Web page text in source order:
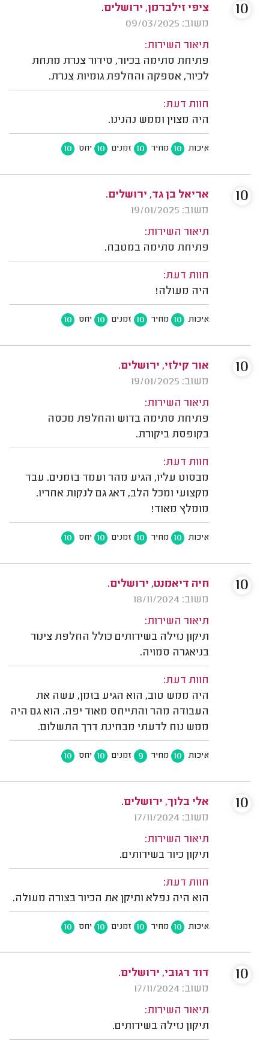
ציפי זילברמן, ירושלים.
משוב: 09/03/2025
תיאור השירות:
פתיחת סתימה בכיור, סידור צנרת מתחת
לכיור, אספקה והחלפת גומיות צנרת.
חוות דעת:
היה מצוין וממש נהנינו.
איכות 10 מחיר 10 זמנים 10 יחס 10
10
אריאל בן גד, ירושלים.
משוב: 19/01/2025
תיאור השירות:
פתיחת סתימה במטבח.
חוות דעת:
היה מעולה!
איכות 10 מחיר 10 זמנים 10 יחס 10
10
אור קילזי, ירושלים.
משוב: 19/01/2025
תיאור השירות:
פתיחת סתימה בדוש והחלפת מכסה
בקופסת ביקורת.
חוות דעת:
מבסוט עליו, הגיע מהר ועמד בזמנים. עבד
מקצועי ומכל הלב, דאג גם לנקות אחריו.
מומלץ מאוד!
איכות 10 מחיר 10 זמנים 10 יחס 10
10
חיה דיאמנט, ירושלים.
משוב: 18/11/2024
תיאור השירות:
תיקון נזילה בשירותים כולל החלפת צינור
בניאגרה סמויה.
חוות דעת:
היה ממש טוב, הוא הגיע בזמן, עשה את
העבודה מהר והתייחס מאוד יפה. הוא גם היה
ממש נוח לדעתי מבחינת דרך התשלום.
איכות 10 מחיר 9 זמנים 10 יחס 10
10
אלי בלוך, ירושלים.
משוב: 17/11/2024
תיאור השירות:
תיקון כיור בשירותים.
חוות דעת:
הוא היה נפלא ותיקן את הכיור בצורה מעולה.
איכות 10 מחיר 10 זמנים 10 יחס 10
10
דוד רגובי, ירושלים.
משוב: 17/11/2024
תיאור השירות:
תיקון נזילה בשירותים.
10